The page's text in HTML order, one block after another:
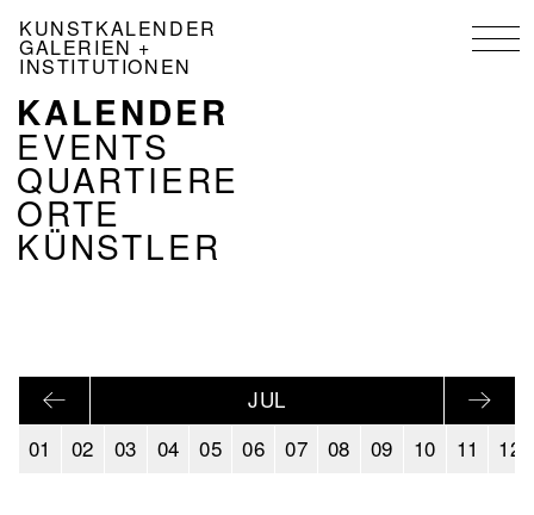
zum
Inhalt
KUNSTKALENDER
GALERIEN +
INSTITUTIONEN
NAVIGATION
KALENDER
DE
KALENDER
EVENTS
QUARTIERE
ORTE
KÜNSTLER
JUL
01
02 03 04 05 06 07 08 09 10 11 12